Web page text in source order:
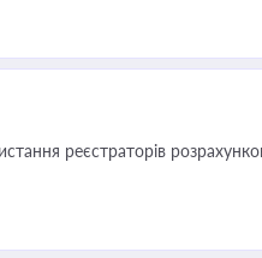
розрахункових операцій, аналіз